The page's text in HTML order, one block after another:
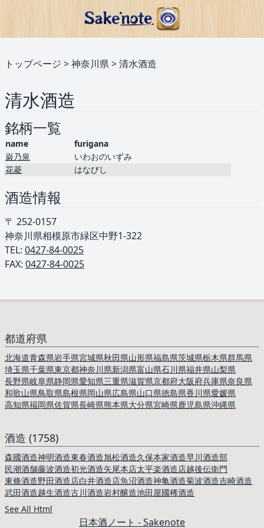
トップページ >神奈川県>清水酒造
清水酒造
銘柄一覧
name
furigana
巌乃泉
いわおのいずみ
花菱
はなびし
酒造情報
〒 252-0157
神奈川県相模原市緑区中野1-322
TEL: ︎ 0427-84-0025
FAX: 0427-84-0025
都道府県
北海道青森県岩手県宮城県秋田県山形県福島県茨城県栃木県群馬県
埼玉県千葉県東京都神奈川県新潟県富山県石川県福井県山梨県
長野県岐阜県静岡県愛知県三重県滋賀県京都府大阪府兵庫県奈良県
和歌山県鳥取県島根県岡山県広島県山口県徳島県香川県愛媛県
高知県福岡県佐賀県長崎県熊本県大分県宮崎県鹿児島県沖縄県
酒造 (1758)
森國酒造神明酒造東春酒造旭松酒造久保本家酒造早川酒造部
民潮酒舗藤波酒造初光酒造矢尾本店太平楽酒造店越後伝衛門
東條酒造野田酒造店白井酒造店魚沼酒造神亀酒造菊波酒造吉崎酒造
武田酒造越生酒造古川酒造岩村醸造池田屋國稀酒造
See All Html
日本酒ノート - Sakenote